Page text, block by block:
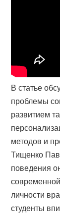
В статье
проблемы
развитием
методов и
Тищенко
поведения
личности
студенты